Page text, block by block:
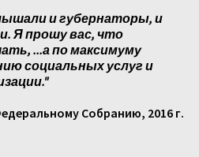
и губернаторы, и
Я прошу вас, что
...а по максимуму
социальных услуг и
Собранию, 2016 г.